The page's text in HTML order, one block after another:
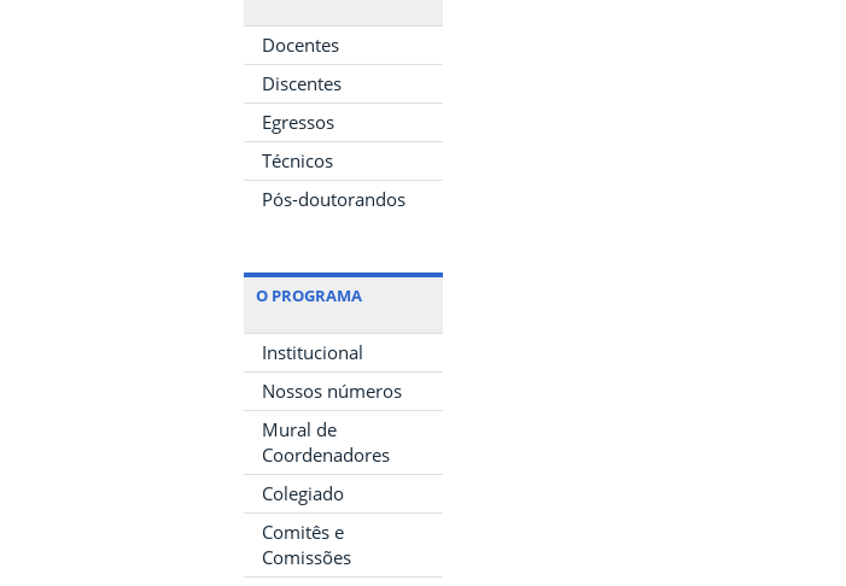
Docentes
Discentes
Egressos
Técnicos
Pós-doutorandos
O PROGRAMA
Institucional
Nossos números
Mural de
Coordenadores
Colegiado
Comitês e
Comissões